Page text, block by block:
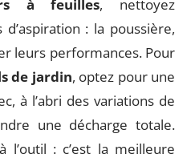
à feuilles, nettoyez
: la poussière,
leurs performances. Pour
de jardin, optez pour une
à l’abri des variations de
une décharge totale.
l’outil : c’est la meilleure